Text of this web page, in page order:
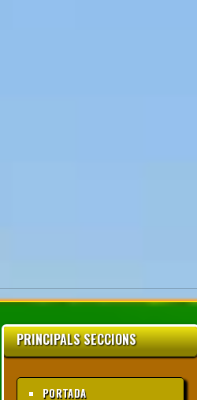
PRINCIPALS SECCIONS
PORTADA